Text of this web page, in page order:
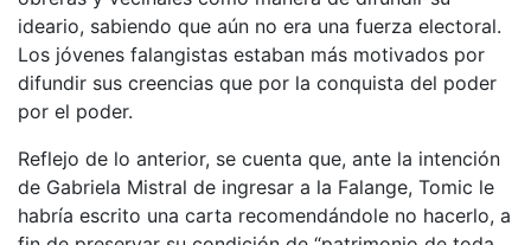
ideario, sabiendo que aún no era una fuerza electoral.
Los jóvenes falangistas estaban más motivados por
difundir sus creencias que por la conquista del poder
por el poder.
Reflejo de lo anterior, se cuenta que, ante la intención
de Gabriela Mistral de ingresar a la Falange, Tomic le
habría escrito una carta recomendándole no hacerlo, a